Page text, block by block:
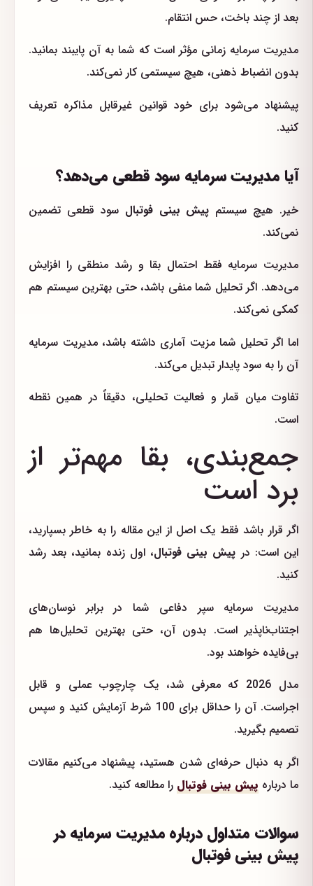
بعد از چند باخت، حس انتقام.
مدیریت سرمایه زمانی مؤثر است که شما به آن پایبند بمانید.
بدون انضباط ذهنی، هیچ سیستمی کار نمی‌کند.
پیشنهاد می‌شود برای خود قوانین غیرقابل مذاکره تعریف
کنید.
آیا مدیریت سرمایه سود قطعی می‌دهد؟
خیر. هیچ سیستم پیش بینی فوتبال سود قطعی تضمین
نمی‌کند.
مدیریت سرمایه فقط احتمال بقا و رشد منطقی را افزایش
می‌دهد. اگر تحلیل شما منفی باشد، حتی بهترین سیستم هم
کمکی نمی‌کند.
اما اگر تحلیل شما مزیت آماری داشته باشد، مدیریت سرمایه
آن را به سود پایدار تبدیل می‌کند.
تفاوت میان قمار و فعالیت تحلیلی، دقیقاً در همین نقطه
است.
جمع‌بندی، بقا مهم‌تر از
برد است
اگر قرار باشد فقط یک اصل از این مقاله را به خاطر بسپارید،
این است: در پیش بینی فوتبال، اول زنده بمانید، بعد رشد
کنید.
مدیریت سرمایه سپر دفاعی شما در برابر نوسان‌های
اجتناب‌ناپذیر است. بدون آن، حتی بهترین تحلیل‌ها هم
بی‌فایده خواهند بود.
مدل 2026 که معرفی شد، یک چارچوب عملی و قابل
اجراست. آن را حداقل برای 100 شرط آزمایش کنید و سپس
تصمیم بگیرید.
اگر به دنبال حرفه‌ای شدن هستید، پیشنهاد می‌کنیم مقالات
ما درباره پیش بینی فوتبال را مطالعه کنید.
سوالات متداول درباره مدیریت سرمایه در
پیش بینی فوتبال